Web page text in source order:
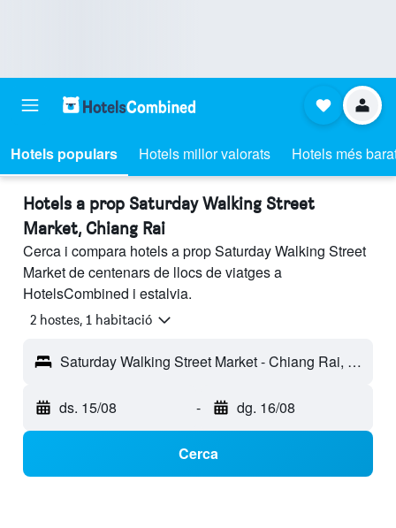
Hotels populars Hotels millor valorats Hotels més
Hotels a prop Saturday Walking Street
Market, Chiang Rai
Cerca i compara hotels a prop Saturday Walking Street
Market de centenars de llocs de viatges a
HotelsCombined i estalvia.
2 hostes, 1 habitació
Saturday Walking Street Market - Chiang Rai, Tailàndia
ds. 15/08 - dg. 16/08
Cerca